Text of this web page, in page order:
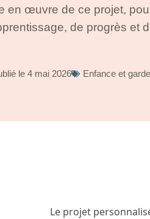
en œuvre de ce projet,
de progrès et
le 4 mai 2026 Enfance et
Le projet